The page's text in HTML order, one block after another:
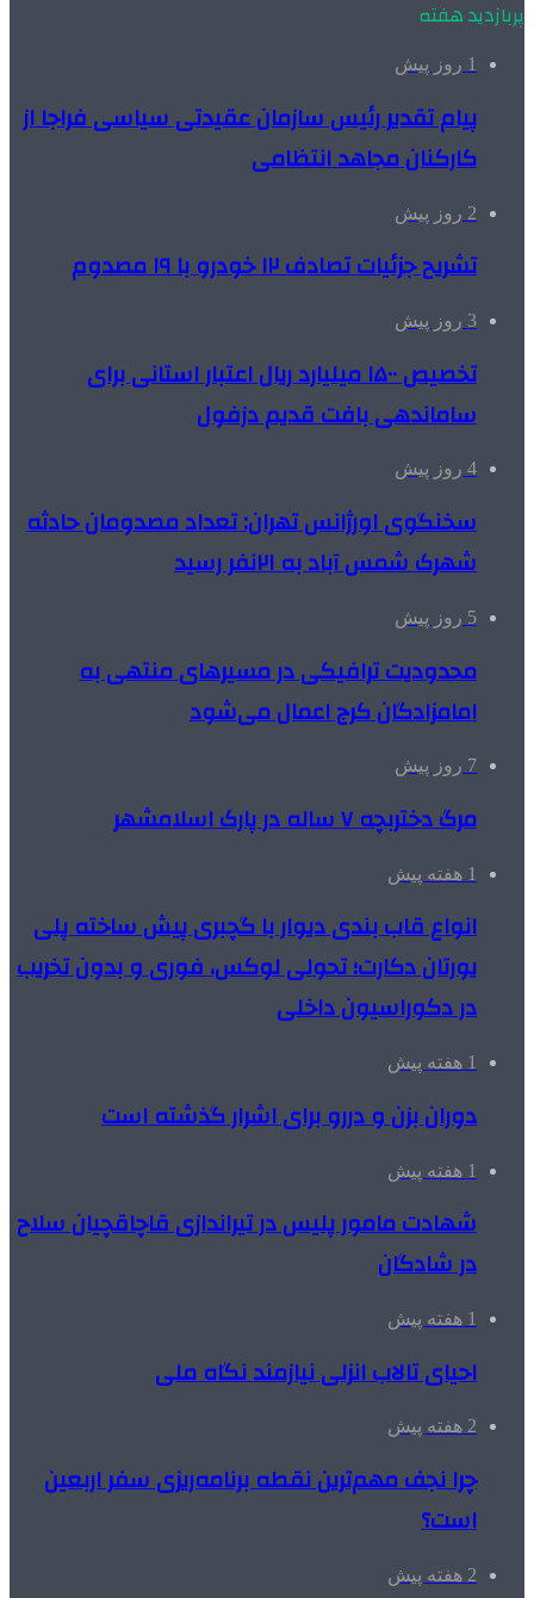
پربازدید هفته
1 روز پیش
پیام تقدیر رئیس سازمان عقیدتی سیاسی فراجا از
کارکنان مجاهد انتظامی
2 روز پیش
تشریح جزئیات تصادف ۱۲ خودرو با ۱۹ مصدوم
3 روز پیش
تخصیص ۱۵۰۰ میلیارد ریال اعتبار استانی برای
ساماندهی بافت قدیم دزفول
4 روز پیش
سخنگوی اورژانس تهران: تعداد مصدومان حادثه
شهرک شمس آباد به ۲۱نفر رسید
5 روز پیش
محدودیت ترافیکی در مسیرهای منتهی به
امامزادگان کرج اعمال می‌شود
7 روز پیش
مرگ دختربچه ۷ ساله در پارک اسلامشهر
1 هفته پیش
انواع قاب بندی دیوار با گچبری پیش ساخته پلی
یورتان دکارت؛ تحولی لوکس، فوری و بدون تخریب
در دکوراسیون داخلی
1 هفته پیش
دوران بزن و دررو برای اشرار گذشته است
1 هفته پیش
شهادت مامور پلیس در تیراندازی قاچاقچیان سلاح
در شادگان
1 هفته پیش
احیای تالاب انزلی نیازمند نگاه ملی
2 هفته پیش
چرا نجف مهم‌ترین نقطه برنامه‌ریزی سفر اربعین
است؟
2 هفته پیش